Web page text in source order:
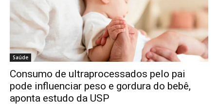
Saúde
Consumo de ultraprocessados pelo pai
pode influenciar peso e gordura do bebê,
aponta estudo da USP